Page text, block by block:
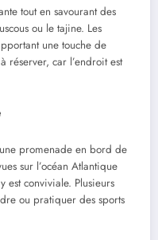
tout en savourant des
ou le tajine. Les
une touche de
réserver, car l’endroit est
promenade en bord de
sur l’océan Atlantique
est conviviale. Plusieurs
ou pratiquer des sports